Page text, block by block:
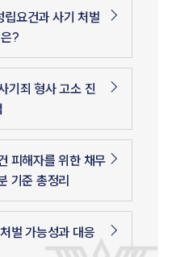
립요건과 사기 처벌
?
기죄 형사 고소 진
피해자를 위한 채무
기준 총정리
벌 가능성과 대응